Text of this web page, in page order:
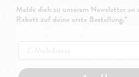
Melde dich zu unserem Newsletter an
Rabatt auf deine erste Bestellung.*